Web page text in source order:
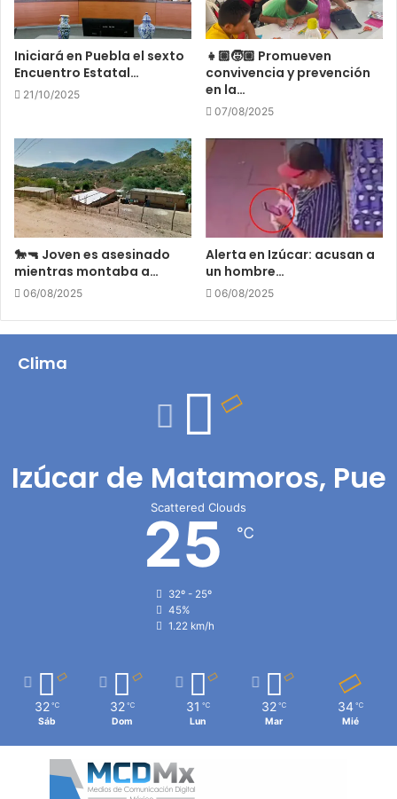
Iniciará en Puebla el sexto
Encuentro Estatal…
21/10/2025
👧🏽🧒🏼 Promueven
convivencia y prevención
en la…
07/08/2025
🐎🔫 Joven es asesinado
mientras montaba a…
06/08/2025
Alerta en Izúcar: acusan a
un hombre…
06/08/2025
Clima
Izúcar de Matamoros, Pue
Scattered Clouds
25 ℃
32º - 25º
45%
1.22 km/h
32 ℃
Sáb
32 ℃
Dom
31 ℃
Lun
32 ℃
Mar
34 ℃
Mié